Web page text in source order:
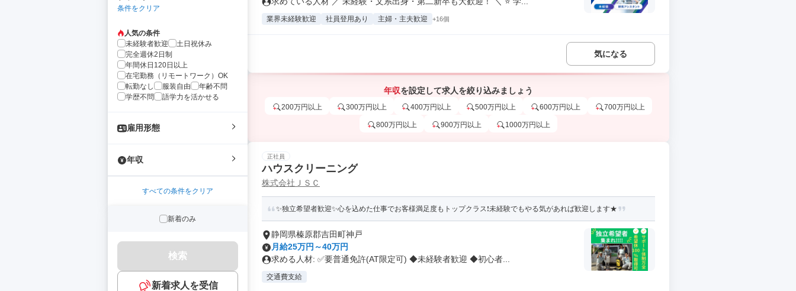
条件をクリア
人気の条件
未経験者歓迎
土日祝休み
完全週休2日制
年間休日120日以上
在宅勤務（リモートワーク）OK
転勤なし
服装自由
年齢不問
学歴不問
語学力を活かせる
雇用形態
年収
すべての条件をクリア
新着のみ
検索
新着求人を受信
業界未経験歓迎 社員登用あり 主婦・主夫歓迎 +16個
気になる
年収を設定して求人を絞り込みましょう
200万円以上 300万円以上 400万円以上 500万円以上 600万円以上 700万円以上
800万円以上 900万円以上 1000万円以上
正社員
ハウスクリーニング
株式会社ＪＳＣ
✨独立希望者歓迎✨心を込めた仕事でお客様満足度もトップクラス❗︎未経験でもやる気があれば歓迎します★
静岡県榛原郡吉田町神戸
月給25万円～40万円
求める人材: ✅要普通免許(AT限定可) ◆未経験者歓迎 ◆初心者...
交通費支給